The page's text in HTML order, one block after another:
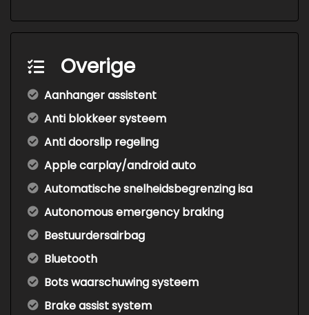
Overige
Aanhanger assistent
Anti blokkeer systeem
Anti doorslip regeling
Apple carplay/android auto
Automatische snelheidsbegrenzing isa
Autonomous emergency braking
Bestuurdersairbag
Bluetooth
Bots waarschuwing systeem
Brake assist system